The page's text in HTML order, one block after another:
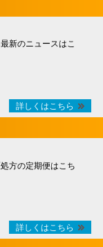
新のニュースはこ
詳しくはこちら
方の定期便はこち
詳しくはこちら